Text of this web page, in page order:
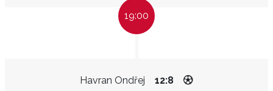
19:00
Havran Ondřej 12:8